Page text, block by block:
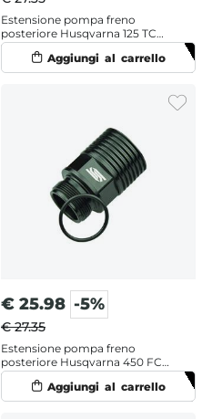
Estensione pompa freno
posteriore Husqvarna 125 TC
(2019-2026)
€ 25.98 -5%
€ 27.35
Estensione pompa freno
posteriore Husqvarna 450 FC
(2014-2017)